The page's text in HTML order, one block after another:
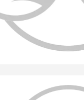
цветы и растения
кашпо